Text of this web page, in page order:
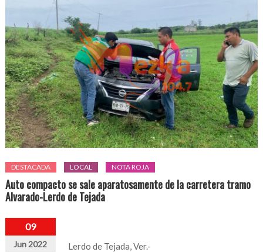
DESTACADA LOCAL NOTA ROJA
Auto compacto se sale aparatosamente de la carretera tramo
Alvarado-Lerdo de Tejada
09
Jun 2022 Lerdo de Tejada, Ver.-